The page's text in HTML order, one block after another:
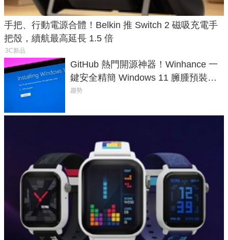
手把、行動電源合體！Belkin 推 Switch 2 磁吸充電手
把殼，續航最高延長 1.5 倍
3C新品
GitHub 熱門開源神器！Winhance 一
鍵安全精簡 Windows 11 臃腫預裝軟
體與後台追蹤
趨勢